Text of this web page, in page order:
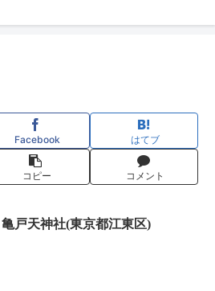
Facebook はてブ
コピー コメント
亀戸天神社(東京都江東区)